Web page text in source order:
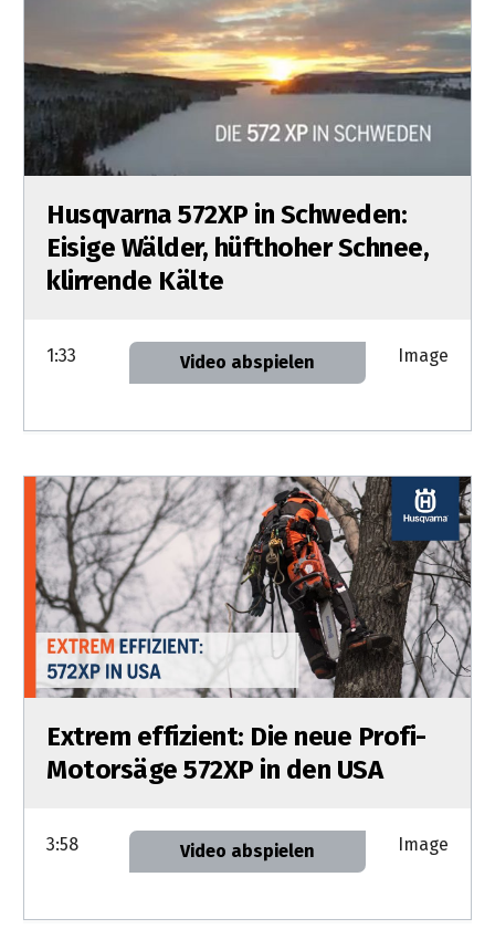
Husqvarna 572XP in Schweden:
Eisige Wälder, hüfthoher Schnee,
klirrende Kälte
1:33 Video abspielen Image
Extrem effizient: Die neue Profi-
Motorsäge 572XP in den USA
3:58 Video abspielen Image